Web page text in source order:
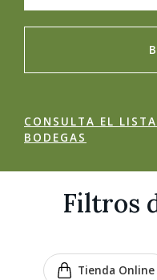
CONSULTA EL
BODEGAS
Filtros
Tienda Online